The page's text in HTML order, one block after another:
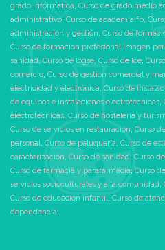
grado informatica, Curso de grado medio
administrativo, Curso de academia fp,
administración y gestión, Curso de
Curso de formacion profesional imagen
sanidad,Curso de logse, Curso de loe,
comercio, Curso de gestión comercial y
electricidad y electrónica, Curso de
de equipos e instalaciones electrotécnicas,
electrotécnicas, Curso de hostelería y
Curso de servicios en restauración, Curso
personal, Curso de peluquería, Curso de
caracterización, Curso de sanidad, Curso
Curso de farmacia y parafarmacia,Curso
servicios socioculturales y a la comunidad,
Curso de educación infantil, Curso de
dependencia,